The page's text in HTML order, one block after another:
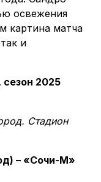
освежения
картина матча
и
2025
Стадион
– «Сочи-М»